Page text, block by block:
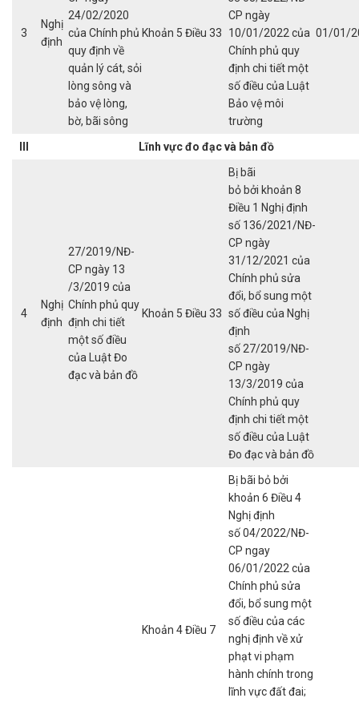
3
Nghị
định
24/02/2020
của Chính phủ
quy định về
quản lý cát, sỏi
lòng sông và
bảo vệ lòng,
bờ, bãi sông
Khoản 5 Điều 33
CP ngày
10/01/2022 của
Chính phủ quy
định chi tiết một
số điều của Luật
Bảo vệ môi
trường
01/01/
Lĩnh vực đo đạcvà bản đồ
4
Nghị
định
27/2019/NĐ-
CP ngày 13
/3/2019 của
Chính phủ quy
định chi tiết
một số điều
của Luật Đo
đạc và bản đồ
Khoản 5 Điều 33
Bị bãi
bỏ bởi khoản 8
Điều 1 Nghị định
số 136/2021/NĐ-
CP ngày
31/12/2021 của
Chính phủ sửa
đổi, bổ sung một
số điều của Nghị
định
số 27/2019/NĐ-
CP ngày
13/3/2019 của
Chính phủ quy
định chi tiết một
số điều của Luật
Đo đạc và bản đồ
Khoản 4 Điều 7
Bị bãi bỏ bởi
khoản 6 Điều 4
Nghị định
số 04/2022/NĐ-
CP ngay
06/01/2022 của
Chính phủ sửa
đổi, bổ sung một
số điều của các
nghị định về xử
phạt vi phạm
hành chính trong
lĩnh vực đất đai;